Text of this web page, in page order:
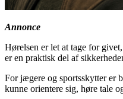
Annonce
Hørelsen er let at tage for
er en praktisk del af
For jægere og sportsskytter er
kunne orientere sig, høre tale